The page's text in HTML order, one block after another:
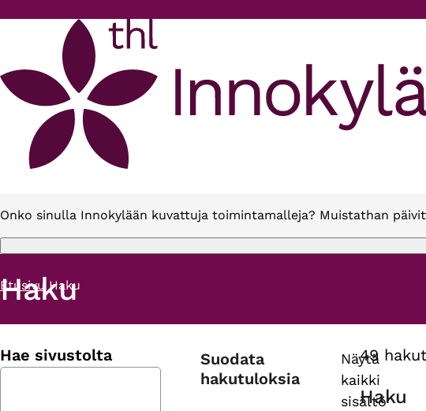
Onko sinulla Innokylään kuvattuja toimintamalleja? Muistathan
Murupolku
Etusivu Haku
Haku
Hae sivustolta
Suodata
hakutuloksia
Näytä
kaikki
sisältö
49
Haku